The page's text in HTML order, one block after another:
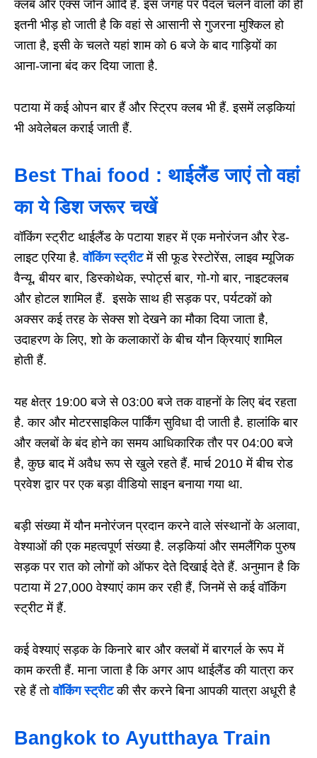
क्लब और एक्स जोन आदि हैं. इस जगह पर पैदल चलने वालों की ही
इतनी भीड़ हो जाती है कि वहां से आसानी से गुजरना मुश्किल हो
जाता है, इसी के चलते यहां शाम को 6 बजे के बाद गाड़ियों का
आना-जाना बंद कर दिया जाता है.
पटाया में कई ओपन बार हैं और स्ट्रिप क्लब भी हैं. इसमें लड़कियां
भी अवेलेबल कराई जाती हैं.
Best Thai food : थाईलैंड जाएं तो वहां
का ये डिश जरूर चखें
वॉकिंग स्ट्रीट थाईलैंड के पटाया शहर में एक मनोरंजन और रेड-
लाइट एरिया है.वॉकिंग स्ट्रीटमें सी फूड रेस्टोरेंस, लाइव म्यूजिक
वैन्यू, बीयर बार, डिस्कोथेक, स्पोर्ट्स बार, गो-गो बार, नाइटक्लब
और होटल शामिल हैं. इसके साथ ही सड़क पर, पर्यटकों को
अक्सर कई तरह के सेक्स शो देखने का मौका दिया जाता है,
उदाहरण के लिए, शो के कलाकारों के बीच यौन क्रियाएं शामिल
होती हैं.
यह क्षेत्र 19:00 बजे से 03:00 बजे तक वाहनों के लिए बंद रहता
है. कार और मोटरसाइकिल पार्किंग सुविधा दी जाती है. हालांकि बार
और क्लबों के बंद होने का समय आधिकारिक तौर पर 04:00 बजे
है, कुछ बाद में अवैध रूप से खुले रहते हैं. मार्च 2010 में बीच रोड
प्रवेश द्वार पर एक बड़ा वीडियो साइन बनाया गया था.
बड़ी संख्या में यौन मनोरंजन प्रदान करने वाले संस्थानों के अलावा,
वेश्याओं की एक महत्वपूर्ण संख्या है. लड़कियां और समलैंगिक पुरुष
सड़क पर रात को लोगों को ऑफर देते दिखाई देते हैं. अनुमान है कि
पटाया में 27,000 वेश्याएं काम कर रही हैं, जिनमें से कई वॉकिंग
स्ट्रीट में हैं.
कई वेश्याएं सड़क के किनारे बार और क्लबों में बारगर्ल के रूप में
काम करती हैं. माना जाता है कि अगर आप थाईलैंड की यात्रा कर
रहे हैं तोवॉकिंग स्ट्रीट की सैर करने बिना आपकी यात्रा अधूरी है
Bangkok to Ayutthaya Train